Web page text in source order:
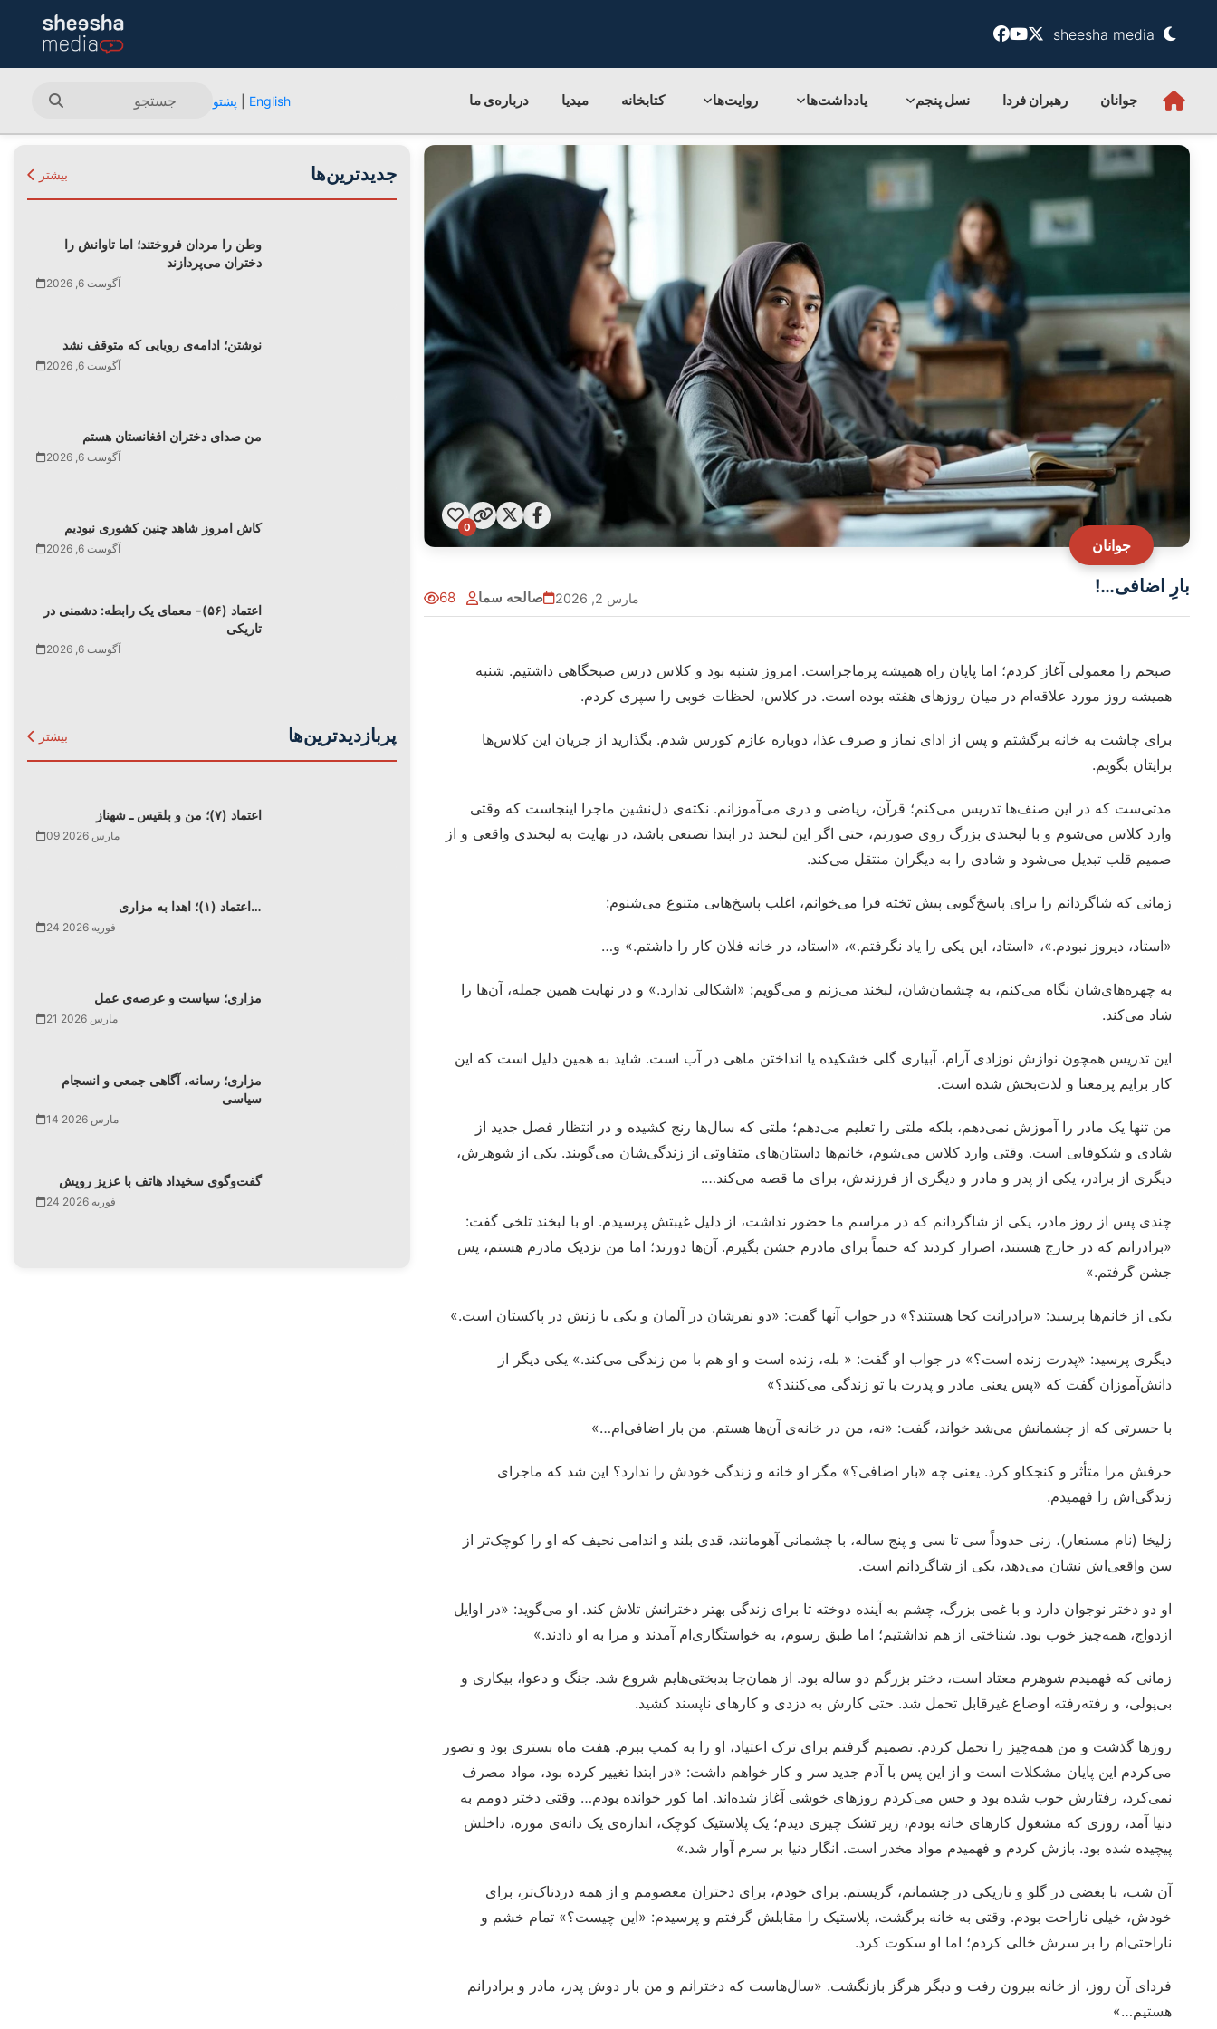
sheesha media
جوانان رهبران فردا نسل پنجم یادداشت‌ها روایت‌ها کتابخانه میدیا درباره‌ی‌ ما English پشتو
جوانان
0
بارِ اضافی…!
68 صالحه سما مارس 2, 2026
صبحم را معمولی آغاز کردم؛ اما پایان راه همیشه پرماجراست. امروز شنبه بود و کلاس درس صبحگاهی داشتیم. شنبه
همیشه روز مورد علاقه‌ام در میان روزهای هفته بوده است. در کلاس، لحظات خوبی را سپری کردم.
برای چاشت به خانه برگشتم و پس از ادای نماز و صرف غذا، دوباره عازم کورس شدم. بگذارید از جریان این کلاس‌ها
برایتان بگویم.
مدتی‌ست که در این صنف‌ها تدریس می‌کنم؛ قرآن، ریاضی و دری می‌آموزانم. نکته‌ی دل‌نشین ماجرا اینجاست که وقتی
وارد کلاس می‌شوم و با لبخندی بزرگ روی صورتم، حتی اگر این لبخند در ابتدا تصنعی باشد، در نهایت به لبخندی واقعی و از
صمیم قلب تبدیل می‌شود و شادی را به دیگران منتقل می‌کند.
زمانی که شاگردانم را برای پاسخ‌گویی پیش تخته فرا می‌خوانم، اغلب پاسخ‌هایی متنوع می‌شنوم:
«استاد، دیروز نبودم.»، «استاد، این یکی را یاد نگرفتم.»، «استاد، در خانه فلان کار را داشتم.» و…
به چهره‌های‌شان نگاه می‌کنم، به چشمان‌شان، لبخند می‌زنم و می‌گویم: «اشکالی ندارد.» و در نهایت همین جمله، آن‌ها را
شاد می‌کند.
این تدریس همچون نوازش نوزادی آرام، آبیاری گلی خشکیده یا انداختن ماهی در آب است. شاید به همین دلیل است که این
کار برایم پرمعنا و لذت‌بخش شده است.
من تنها یک مادر را آموزش نمی‌دهم، بلکه ملتی را تعلیم می‌دهم؛ ملتی که سال‌ها رنج کشیده و در انتظار فصل جدید از
شادی و شکوفایی است. وقتی وارد کلاس می‌شوم، خانم‌ها داستان‌های متفاوتی از زندگی‌شان می‌گویند. یکی از شوهرش،
دیگری از برادر، یکی از پدر و مادر و دیگری از فرزندش، برای ما قصه می‌کند….
چندی پس از روز مادر، یکی از شاگردانم که در مراسم ما حضور نداشت، از دلیل غیبتش پرسیدم. او با لبخند تلخی گفت:
«برادرانم که در خارج هستند، اصرار کردند که حتماً برای مادرم جشن بگیرم. آن‌ها دورند؛ اما من نزدیک مادرم هستم، پس
جشن گرفتم.»
یکی از خانم‌ها پرسید: «برادرانت کجا هستند؟» در جواب آنها گفت: «دو نفرشان در آلمان و یکی با زنش در پاکستان است.»
دیگری پرسید: «پدرت زنده است؟» در جواب او گفت: « بله، زنده است و او هم با من زندگی می‌کند.» یکی دیگر از
دانش‌آموزان گفت که «پس یعنی مادر و پدرت با تو زندگی می‌کنند؟»
با حسرتی که از چشمانش می‌شد خواند، گفت: «نه، من در خانه‌ی آن‌ها هستم. من بار اضافی‌ام…»
حرفش مرا متأثر و کنجکاو کرد. یعنی چه «بار اضافی؟» مگر او خانه و زندگی خودش را ندارد؟ این شد که ماجرای
زندگی‌اش را فهمیدم.
زلیخا (نام مستعار)، زنی حدوداً سی تا سی و پنج ساله، با چشمانی آهومانند، قدی بلند و اندامی نحیف که او را کوچک‌تر از
سن واقعی‌اش نشان می‌دهد، یکی از شاگردانم است.
او دو دختر نوجوان دارد و با غمی بزرگ، چشم به آینده دوخته تا برای زندگی بهتر دخترانش تلاش کند. او می‌گوید: «در اوایل
ازدواج، همه‌چیز خوب بود. شناختی از هم نداشتیم؛ اما طبق رسوم، به خواستگاری‌ام آمدند و مرا به او دادند.»
زمانی که فهمیدم شوهرم معتاد است، دختر بزرگم دو ساله بود. از همان‌جا بدبختی‌هایم شروع شد. جنگ و دعوا، بیکاری و
بی‌پولی، و رفته‌رفته اوضاع غیرقابل تحمل شد. حتی کارش به دزدی و کارهای ناپسند کشید.
روزها گذشت و من همه‌چیز را تحمل کردم. تصمیم گرفتم برای ترک اعتیاد، او را به کمپ ببرم. هفت ماه بستری بود و تصور
می‌کردم این پایان مشکلات است و از این پس با آدم جدید سر و کار خواهم داشت: «در ابتدا تغییر کرده بود، مواد مصرف
نمی‌کرد، رفتارش خوب شده بود و حس می‌کردم روزهای خوشی آغاز شده‌اند. اما کور خوانده بودم… وقتی دختر دومم به
دنیا آمد، روزی که مشغول کارهای خانه بودم، زیر تشک چیزی دیدم؛ یک پلاستیک کوچک، اندازه‌ی یک دانه‌ی موره، داخلش
پیچیده شده بود. بازش کردم و فهمیدم مواد مخدر است. انگار دنیا بر سرم آوار شد.»
آن شب، با بغضی در گلو و تاریکی در چشمانم، گریستم. برای خودم، برای دختران معصومم و از همه دردناک‌تر، برای
خودش، خیلی ناراحت بودم. وقتی به خانه برگشت، پلاستیک را مقابلش گرفتم و پرسیدم: «این چیست؟» تمام خشم و
ناراحتی‌ام را بر سرش خالی کردم؛ اما او سکوت کرد.
فردای آن روز، از خانه بیرون رفت و دیگر هرگز بازنگشت. «سال‌هاست که دخترانم و من بار دوش پدر، مادر و برادرانم
هستیم…»
جدیدترین‌ها بیشتر
وطن را مردان فروختند؛ اما تاوانش را
دختران می‌پردازند
آگوست 6, 2026
نوشتن؛ ادامه‌ی رویایی که متوقف نشد
آگوست 6, 2026
من صدای دختران افغانستان هستم
آگوست 6, 2026
کاش امروز شاهد چنین کشوری نبودیم
آگوست 6, 2026
اعتماد (۵۶)- معمای یک رابطه: دشمنی در
تاریکی
آگوست 6, 2026
پربازدیدترین‌ها بیشتر
اعتماد (۷)؛ من و بلقیس ـ شهناز
09 مارس 2026
اعتماد (۱)؛ اهدا به مزاری…
24 فوریه 2026
مزاری؛ سیاست و عرصه‌ی عمل
21 مارس 2026
مزاری؛ رسانه، آگاهی جمعی و انسجام
سیاسی
14 مارس 2026
گفت‌وگوی سخیداد هاتف با عزیز رویش
24 فوریه 2026